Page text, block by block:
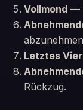
Vollmond —
Letztes
Rückzug.